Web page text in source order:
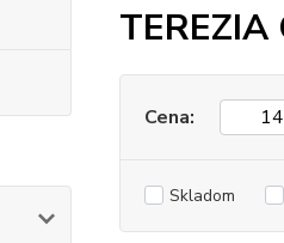
TEREZIA
Cena:
Skladom